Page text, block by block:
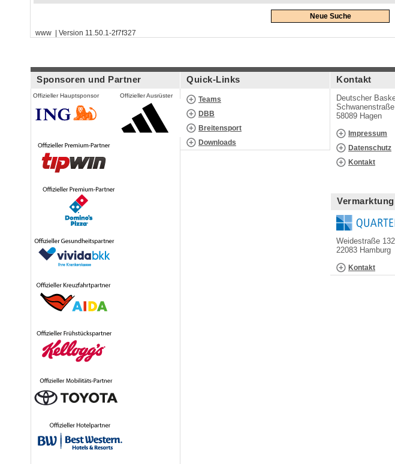
Neue Suche
www | Version 11.50.1-2f7f327
Sponsoren und Partner
Offizieller Hauptsponsor Offizieller Ausrüster
Quick-Links
Teams
DBB
Breitensport
Downloads
Kontakt
Deutscher
58089 Hagen
Impressum
Datenschutz
Kontakt
Weidestraße 132
22083 Hamburg
Kontakt